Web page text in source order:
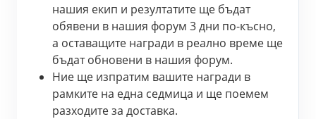
нашия екип и резултатите ще бъдат
обявени в нашия форум 3 дни по-късно,
а оставащите награди в реално време ще
бъдат обновени в нашия форум.
Ние ще изпратим вашите награди в
рамките на една седмица и ще поемем
разходите за доставка.